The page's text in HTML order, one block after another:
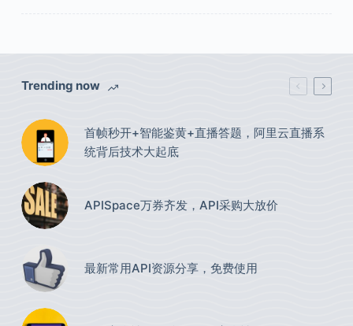
Trending now
首帧秒开+智能鉴黄+直播答题，阿里云直播系
统背后技术大起底
APISpace万券齐发，API采购大放价
最新常用API资源分享，免费使用​